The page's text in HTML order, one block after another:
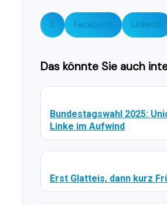
X Facebook LinkedIn
Das könnte Sie auch
Bundestagswahl 2025:
Linke im Aufwind
Erst Glatteis, dann kurz